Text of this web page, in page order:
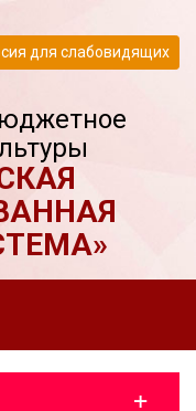
для слабовидящих